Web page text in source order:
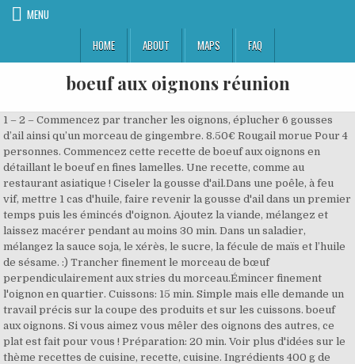
MENU
HOME
ABOUT MAPS FAQ
boeuf aux oignons réunion
1 – 2 – Commencez par trancher les oignons, éplucher 6 gousses
d’ail ainsi qu’un morceau de gingembre. 8.50€ Rougail morue Pour 4
personnes. Commencez cette recette de boeuf aux oignons en
détaillant le boeuf en fines lamelles. Une recette, comme au
restaurant asiatique ! Ciseler la gousse d'ail.Dans une poêle, à feu
vif, mettre 1 cas d'huile, faire revenir la gousse d'ail dans un premier
temps puis les émincés d'oignon. Ajoutez la viande, mélangez et
laissez macérer pendant au moins 30 min. Dans un saladier,
mélangez la sauce soja, le xérès, le sucre, la fécule de maïs et l’huile
de sésame. :) Trancher finement le morceau de bœuf
perpendiculairement aux stries du morceau.Émincer finement
l'oignon en quartier. Cuissons: 15 min. Simple mais elle demande un
travail précis sur la coupe des produits et sur les cuissons. boeuf
aux oignons. Si vous aimez vous mêler des oignons des autres, ce
plat est fait pour vous ! Préparation: 20 min. Voir plus d'idées sur le
thème recettes de cuisine, recette, cuisine. Ingrédients 400 g de